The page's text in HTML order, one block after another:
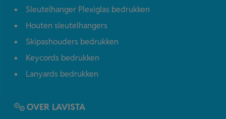
Sleutelhanger Plexiglas bedrukken
Houten sleutelhangers
Skipashouders bedrukken
Keycords bedrukken
Lanyards bedrukken
OVER LAVISTA